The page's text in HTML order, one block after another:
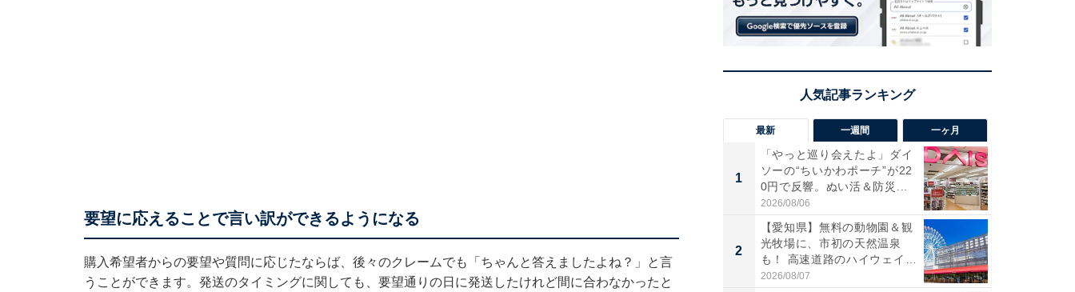
要望に応えることで言い訳ができるようになる
購入希望者からの要望や質問に応じたならば、後々のクレームでも「ちゃんと答えましたよね？」と言
うことができます。発送のタイミングに関しても、要望通りの日に発送したけれど間に合わなかったと
最新 一週間 一ヶ月
1
「やっと巡り会えたよ」ダイ
ソーの“ちいかわポーチ”が22
0円で反響。ぬい活＆防災...
2026/08/06
2
【愛知県】無料の動物園＆観
光牧場に、市初の天然温泉
も！ 高速道路のハイウェイオ
ア...
2026/08/07